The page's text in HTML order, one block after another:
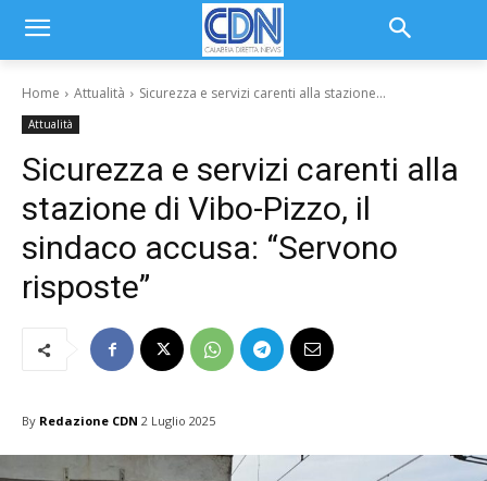
Home Attualità Sicurezza e servizi carenti alla stazione...
Attualità
Sicurezza e servizi carenti alla
stazione di Vibo-Pizzo, il
sindaco accusa: “Servono
risposte”
By Redazione CDN 2 Luglio 2025